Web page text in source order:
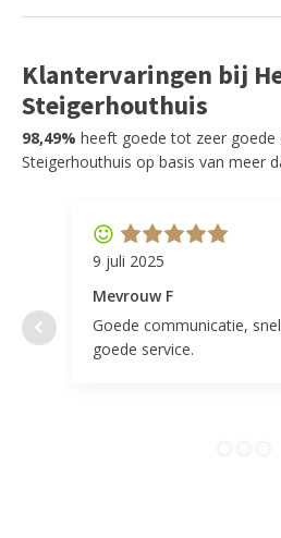
Klantervaringen bij
Steigerhouthuis
98,49% heeft goede tot zeer goede
Steigerhouthuis op basis van meer
9 juli 2025
Mevrouw F
Goede communicatie,
goede service.